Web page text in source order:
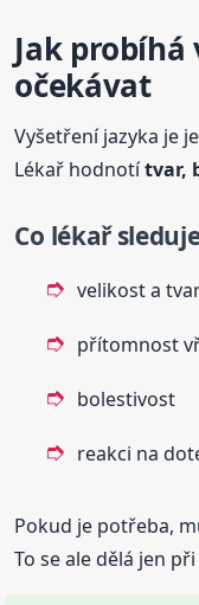
Jak probíhá
očekávat
Vyšetření jazyka je
Lékař hodnotítvar,
Co lékař
velikost a
přítomnost
bolestivost
reakci na
Pokud je potřeba,
To se ale dělá jen